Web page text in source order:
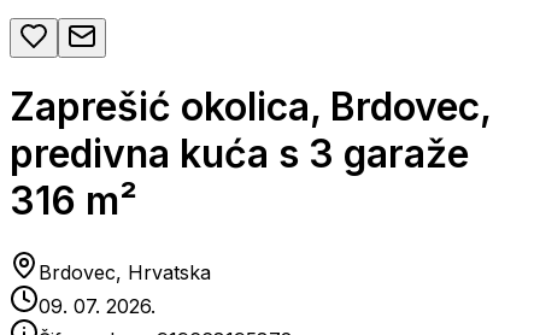
Zaprešić okolica, Brdovec,
predivna kuća s 3 garaže
316 m²
Brdovec, Hrvatska
09. 07. 2026.